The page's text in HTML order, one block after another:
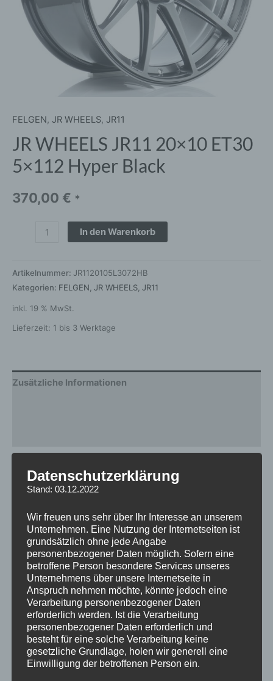
FELGEN, JR WHEELS, JR11
JR WHEELS JR11 20×10 ET30
5×112 Hyper Black
370,00 € *
In den Warenkorb
Artikelnummer: JR1120105L3072HB
Kategorien: FELGEN JR WHEELS JR11
inkl. 19 % MwSt.
Lieferzeit: 1 bis 3 Werktage
Zusätzliche Informationen
Breite
Design JR11
Durchmesser 20
ET 30
Fertigung Einteilig gegossen
Hersteller JR WHEELS
Lochkreis 5×112
Hinweis
Datenschutzerklärung
Stand: 03.12.2022
Wir freuen uns sehr über Ihr Interesse an unserem
Unternehmen. Eine Nutzung der Internetseiten ist
grundsätzlich ohne jede Angabe
personenbezogener Daten möglich. Sofern eine
betroffene Person besondere Services unseres
Unternehmens über unsere Internetseite in
Anspruch nehmen möchte, könnte jedoch eine
Verarbeitung personenbezogener Daten
erforderlich werden. Ist die Verarbeitung
personenbezogener Daten erforderlich und
besteht für eine solche Verarbeitung keine
gesetzliche Grundlage, holen wir generell eine
Einwilligung der betroffenen Person ein.